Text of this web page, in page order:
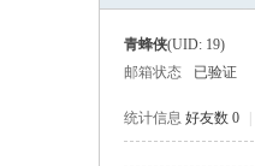
青蜂侠(UID: 19)
邮箱状态
已验证
统计信息 好友数 0